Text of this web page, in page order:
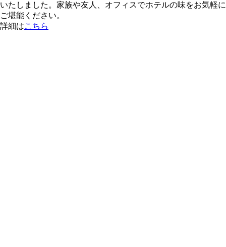
いたしました。家族や友人、オフィスでホテルの味をお気軽に
ご堪能ください。
詳細はこちら